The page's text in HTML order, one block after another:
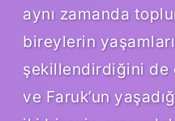
aynı zamanda
bireylerin
şekillendirdiğini de
ve Faruk’un